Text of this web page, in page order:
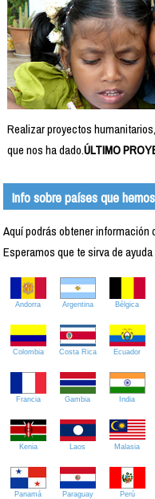
Realizar proyectos
que nos ha dado.ÚLTIMO
Info sobre países que
Aquí podrás obtener
Esperamos que te sirva de
Andorra Argentina Bélgica
Colombia Costa Rica Ecuador
Francia Gambia India
Kenia Laos Malasia
Panamá Paraguay Perú